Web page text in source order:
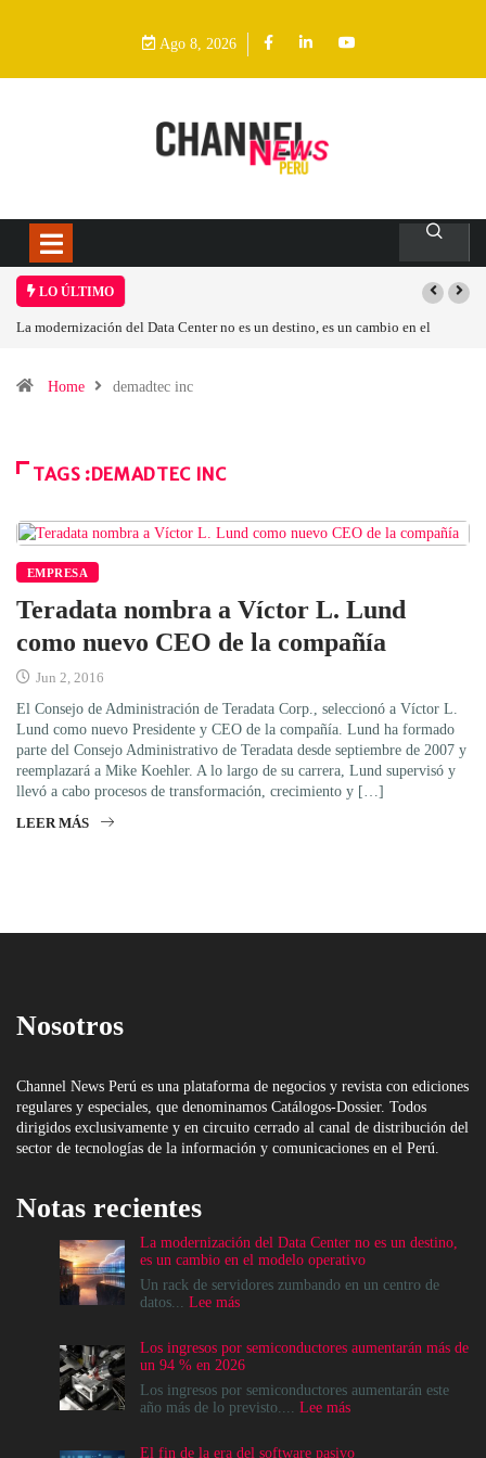
Ago 8, 2026
LO ÚLTIMO
La modernización del Data Center no es un destino, es un cambio en el
Home
demadtec inc
TAGS :DEMADTEC INC
EMPRESA
Teradata nombra a Víctor L. Lund
como nuevo CEO de la compañía
Jun 2, 2016
El Consejo de Administración de Teradata Corp., seleccionó a Víctor L.
Lund como nuevo Presidente y CEO de la compañía. Lund ha formado
parte del Consejo Administrativo de Teradata desde septiembre de 2007 y
reemplazará a Mike Koehler. A lo largo de su carrera, Lund supervisó y
llevó a cabo procesos de transformación, crecimiento y […]
LEER MÁS
Nosotros
Channel News Perú es una plataforma de negocios y revista con ediciones
regulares y especiales, que denominamos Catálogos-Dossier. Todos
dirigidos exclusivamente y en circuito cerrado al canal de distribución del
sector de tecnologías de la información y comunicaciones en el Perú.
Notas recientes
La modernización del Data Center no es un destino,
es un cambio en el modelo operativo
Un rack de servidores zumbando en un centro de
datos... Lee más:
del
Data
Center
no
Los ingresos por semiconductores aumentarán más de
un 94 % en 2026
Los ingresos por semiconductores aumentarán este
año más de lo previsto.... Lee más:
El fin de la era del software pasivo